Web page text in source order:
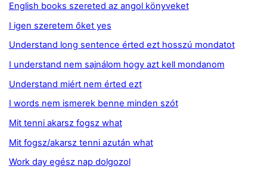
English books szereted az angol könyveket
I igen szeretem őket yes
Understand long sentence érted ezt hosszú mondatot
I understand nem sajnálom hogy azt kell mondanom
Understand miért nem érted ezt
I words nem ismerek benne minden szót
Mit tenni akarsz fogsz what
Mit fogsz/akarsz tenni azután what
Work day egész nap dolgozol